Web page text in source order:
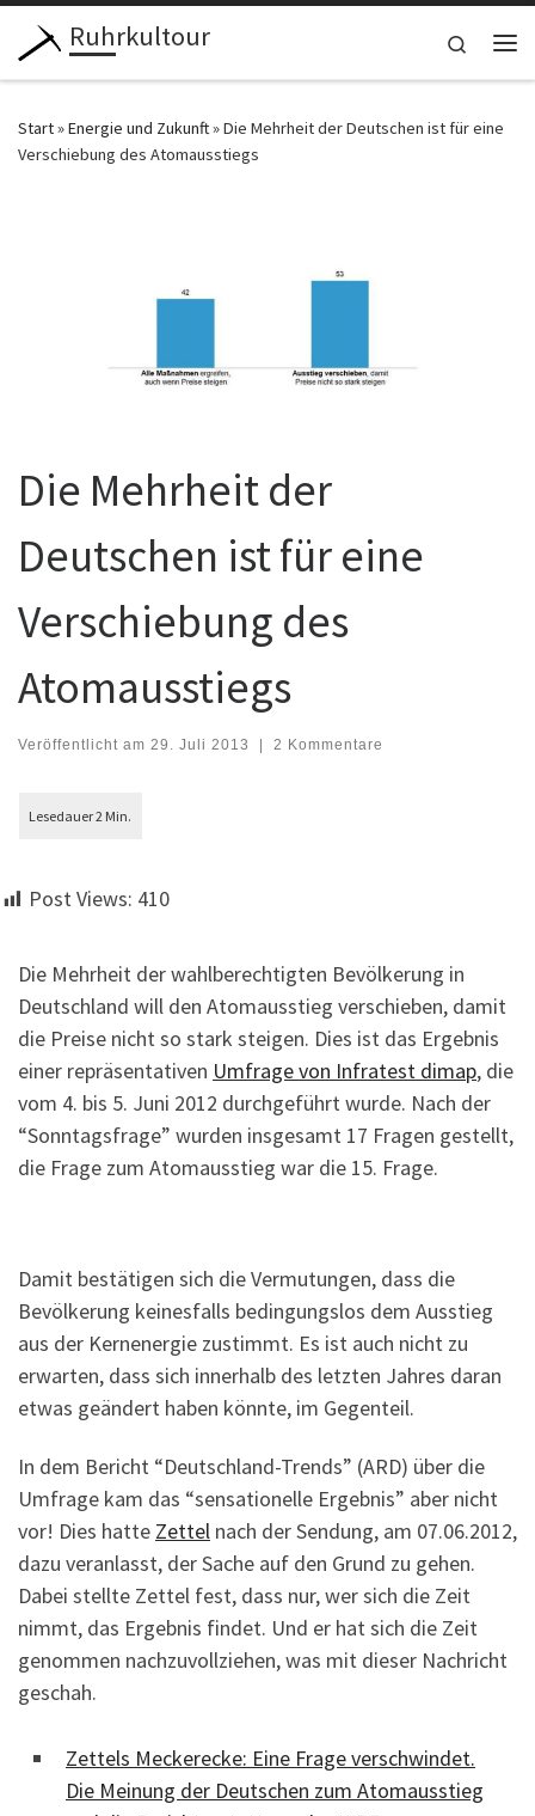
Zum Inhalt springen
Ruhrkultour
Search
Start»Energie und Zukunft»Die Mehrheit der Deutschen ist für eine
Verschiebung des Atomausstiegs
Die Mehrheit der
Deutschen ist für eine
Verschiebung des
Atomausstiegs
Veröffentlicht am 29. Juli 2013 2 Kommentare
Post Views: 410
Die Mehrheit der wahlberechtigten Bevölkerung in
Deutschland will den Atomausstieg verschieben, damit
die Preise nicht so stark steigen. Dies ist das Ergebnis
einer repräsentativen Umfrage von Infratest dimap, die
vom 4. bis 5. Juni 2012 durchgeführt wurde. Nach der
“Sonntagsfrage” wurden insgesamt 17 Fragen gestellt,
die Frage zum Atomausstieg war die 15. Frage.
Damit bestätigen sich die Vermutungen, dass die
Bevölkerung keinesfalls bedingungslos dem Ausstieg
aus der Kernenergie zustimmt. Es ist auch nicht zu
erwarten, dass sich innerhalb des letzten Jahres daran
etwas geändert haben könnte, im Gegenteil.
In dem Bericht “Deutschland-Trends” (ARD) über die
Umfrage kam das “sensationelle Ergebnis” aber nicht
vor! Dies hatte Zettel nach der Sendung, am 07.06.2012,
dazu veranlasst, der Sache auf den Grund zu gehen.
Dabei stellte Zettel fest, dass nur, wer sich die Zeit
nimmt, das Ergebnis findet. Und er hat sich die Zeit
genommen nachzuvollziehen, was mit dieser Nachricht
geschah.
Zettels Meckerecke: Eine Frage verschwindet.
Die Meinung der Deutschen zum Atomausstieg